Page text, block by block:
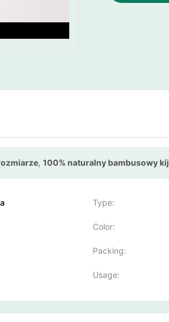
, 100% naturalny bambusowy
Type:
Color:
Packing:
Usage: